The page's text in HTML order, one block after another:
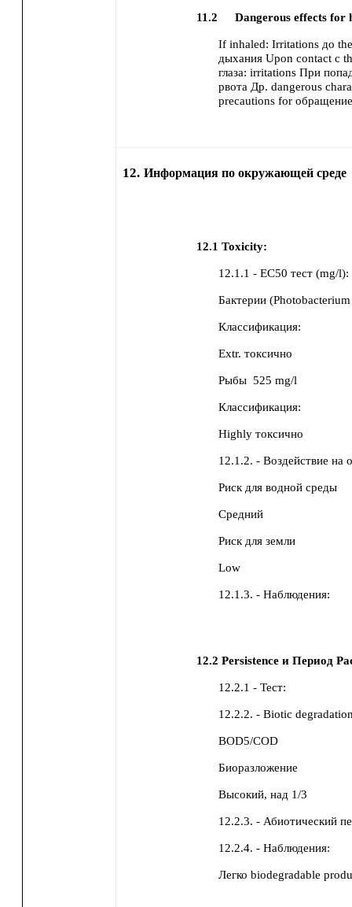
11.2 Dangerous effects for
If inhaled: Irritations до
дыхания Upon contact с
глаза: irritations При
рвота Др. dangerous
precautions for
12. Информация по окружающей среде
12.1Toxicity:
12.1.1 - EC50 тест (mg/l):
Бактерии
Классификация:
Extr. токсично
Рыбы 525 mg/l
Классификация:
Highly токсично
12.1.2. - Воздействие
Риск для водной среды
Средний
Риск для земли
Low
12.1.3. - Наблюдения:
12.2Persistence и Период
12.2.1 - Тест:
12.2.2. - Biotic
BOD5/COD
Биоразложение
Высокий, над 1/3
12.2.3. - Абиотический
12.2.4. - Наблюдения:
Легко biodegradable